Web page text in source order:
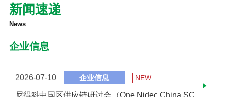
新闻速递
News
企业信息
2026-07-10 企业信息 NEW